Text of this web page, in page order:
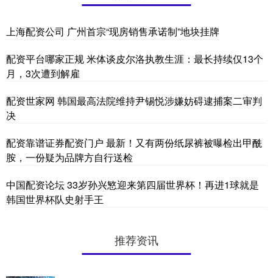
上海配资公司 广州首宗“现房销售承诺制”地块挂牌
配资平台哪家正规 米体谈皮尔洛执教生涯：最长持续仅13个
月，3次遭到解雇
配资世家网 韩国最高法院维持尹锡悦涉嫌妨碍逮捕案二审判
决
配资靠谱证券配资门户 最新！又有两份纸尿裤被曝检出甲酰
胺，一份疑为品牌方自行送检
中国配资论坛 33岁孙兴慜迎来第四届世界杯！再进1球就是
韩国世界杯队史射手王
推荐资讯